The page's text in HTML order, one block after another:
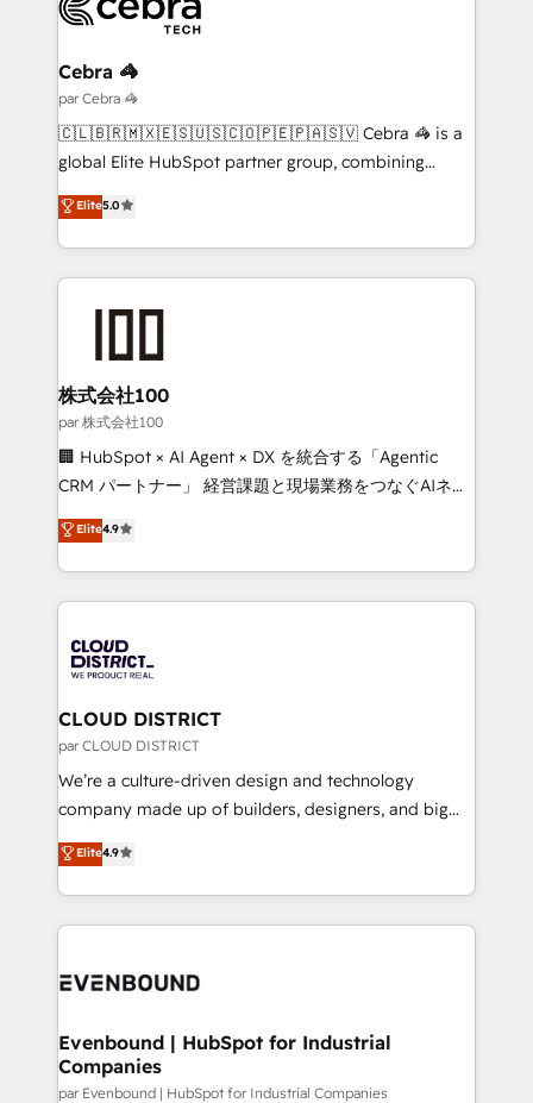
Implementation & Migration · Native & Custom
Reporting & Analytics · GTM Architecture · Sales &
Marketing Enablement If you’re ready to elevate
HubSpot from “just your CRM” to your growth
infrastructure—let’s talk.
Cebra 🦓
par Cebra 🦓
🇨🇱🇧🇷🇲🇽🇪🇸🇺🇸🇨🇴🇵🇪🇵🇦🇸🇻 Cebra 🦓 is a
global Elite HubSpot partner group, combining
technology, marketing and media expertise across
Latin America and Southern Europe, with teams
across 9 countries. Born in Chile, we combine local
insight with international reach to help businesses
grow. For over 12 years, we’ve delivered 500+
solutions that integrate CRM, AI automation, inbound
and loop marketing, content, and digital creativity.
Our multicultural team works in Spanish, Portuguese,
and English to design scalable strategies that drive
measurable growth. 🌎 Highlights: • 10+ years as a
Migration Excellence. • Top 3 Partner of the Year
LATAM 2022, 2023, 2024, 2025. • Partner of the Year
with HubSpot? Let Cebra’s experts help you grow
faster, smarter, and with impact.
Elite5.0
株式会社100
par 株式会社100
🏢 HubSpot × AI Agent × DX を統合する「Agentic
CRM パートナー」 経営課題と現場業務をつなぐAIネイ
ティブ・エージェンシーとして、HubSpot Eliteの実装
力で顧客フロント業務を再設計します。 💡 100inc は何
をする会社か？ HubSpotを共通基盤に、AIエージェン
トを組み込んだ顧客フロント業務（マーケティング・営
ィブ・エージェンシーです。事業部・グループ会社・部
門が分立する組織で、データと業務プロセスのサイロ化
を、CRMを軸とした全社共通基盤に再構築します。意
思決定者・PMO・現場担当者に並走します。 1️⃣
HubSpot導入・活用支援 顧客データの一元化から、
GTMの見える化・自動化まで。全Hub統合運用、デー
2️⃣ AIエージェント組織構築 営業・マーケティング業務
の一部をAIが自律実行する組織への移行を設計・実装。
DX × AI推進のPMO伴走支援 複数部門をまたぐDX×AI変
の統合・浸透・変革管理を実行します。 ▸ CMS戦略設
計・構築：リード獲得・CVR・SEOを前提にした情報設
Elite4.9
CLOUD DISTRICT
par CLOUD DISTRICT
We’re a culture-driven design and technology
company made up of builders, designers, and big
thinkers. We blend strategy, design, and
development—always fueled by curiosity—to turn
ideas, opportunities, and challenges into meaningful
experiences. To us, technology is more than just
and—most importantly—simple. That’s why we lean
products and strategies that actually make a
difference.
Elite4.9
Evenbound | HubSpot for Industrial
Companies
par Evenbound | HubSpot for Industrial Companies